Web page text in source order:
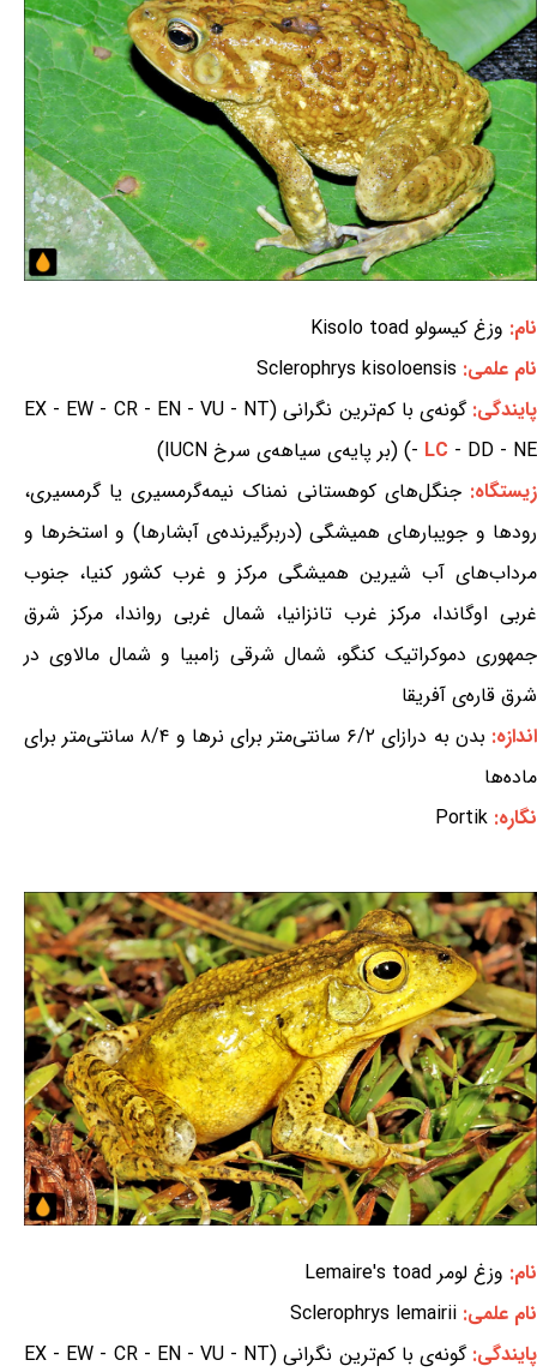
نام: وزغ کیسولو Kisolo toad
نام علمی: Sclerophrys kisoloensis
پایندگی:
گونه‌ی با کم‌ترین نگرانی (EX - EW - CR - EN - VU - NT
- LC - DD - NE) (بر پایه‌ی سیاهه‌ی سرخ IUCN)
زیستگاه:جنگل‌های کوهستانی نمناک نیمه‌گرمسیری یا گرمسیری،
رودها و جویبارهای همیشگی (دربرگیرنده‌ی آبشارها) و استخرها و
مرداب‌های آب شیرین همیشگی مرکز و غرب کشور کنیا، جنوب
غربی اوگاندا، مرکز غرب تانزانیا، شمال غربی رواندا، مرکز شرق
جمهوری دموکراتیک کنگو، شمال شرقی زامبیا و شمال مالاوی در
شرق قاره‌ی آفریقا
اندازه:
بدن به درازای ۶/۲ سانتی‌متر برای نرها و ۸/۴ سانتی‌متر برای
ماده‌ها
نگاره: Portik
نام: وزغ لومر Lemaire's toad
نام علمی: Sclerophrys lemairii
پایندگی:
گونه‌ی با کم‌ترین نگرانی (EX - EW - CR - EN - VU - NT